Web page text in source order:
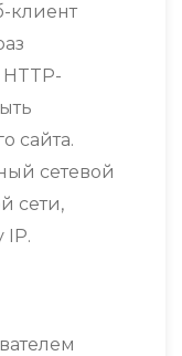
клиент
сайта.
сетевой
сети,
IP.